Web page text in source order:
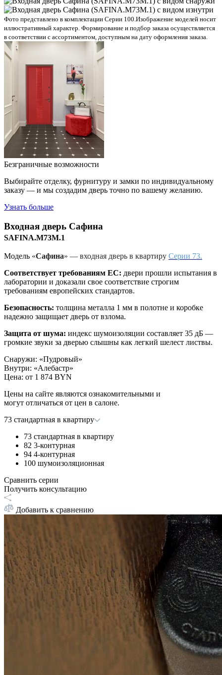
Фото представлено в комплектации Серии 100.Изображение моделей носит
иллюстративный характер. Формирование и подбор заказа осуществляется
в соответствии с ассортиментом, доступным на дату оформления заказа.
Безграничные возможности
Выбирайте отделку, фурнитуру и замки по индивидуальному
заказу — и мы создадим дверь точно по вашему желанию.
Узнать больше
Входная дверь Сафина
SAFINA.M73M.1
Модель «Сафина» — входная дверь в квартиру Серии 73.
Соответствует требованиям ЕС: двери прошли испытания в
лаборатории и доказали свое соответствие строгим
требованиям европейских стандартов.
Безопасность: толщина металла 1 мм в полотне и коробке
надежно защищает дверь от взлома.
Защита от шума: индекс шумоизоляции составляет 35 дБ —
громкие звуки за дверью слышны как легкий шелест листвы.
Снаружи: «Пудровый»
Внутри: «Алебастр»
Цена: от 1 874 BYN
Цены на сайте являются ознакомительными и
могут отличаться от цен в салоне.
73 стандартная в квартиру
73 стандартная в квартиру
82 3-контурная
94 4-контурная
100 шумоизоляционная
Сравнить серии
Получить консультацию
Добавить к сравнению